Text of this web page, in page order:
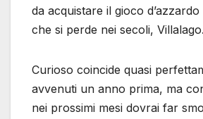
da acquistare il gioco
che si perde nei secoli, Villalago.
Curioso coincide quasi
avvenuti un anno prima, ma
nei prossimi mesi dovrai far